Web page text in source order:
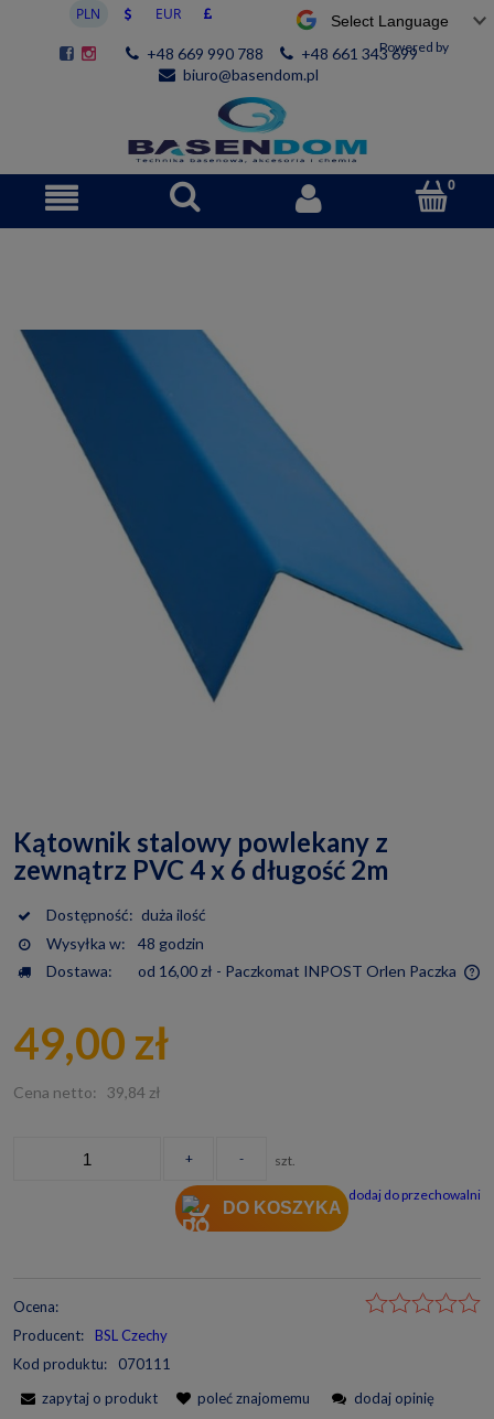
Powered by
+48 669 990 788
+48 661 343 699
biuro@basendom.pl
Kątownik stalowy powlekany z
zewnątrz PVC 4 x 6 długość 2m
Dostępność: duża ilość
Wysyłka w:
48 godzin
Dostawa:
od 16,00 zł - Paczkomat INPOST Orlen Paczka
49,00 zł
Cena netto: 39,84 zł
+ - szt.
DO KOSZYKA
dodaj do przechowalni
Ocena:
Producent:
BSL Czechy
Kod produktu:
070111
zapytaj o produkt
poleć znajomemu dodaj opinię